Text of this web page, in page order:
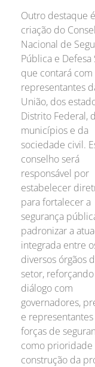
Outro destaque
criação do
Nacional de
Pública e Defesa
que contará com
representantes
União, dos
Distrito Federal,
municípios e da
sociedade civil.
conselho será
responsável por
estabelecer
para fortalecer a
segurança
padronizar a
integrada entre
diversos órgãos
setor,
diálogo com
governadores,
e
forças de
como prioridade
construção da